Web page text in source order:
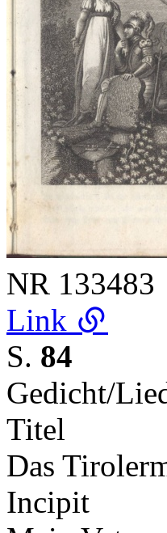
NR 133483
Link
S. 84
Gedicht/
Titel
Das
Incipit